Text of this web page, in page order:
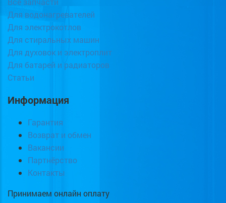
Для водонагревателей
Для электрокотлов
Для стиральных машин
Для духовок и электроплит
Для батарей и радиаторов
Статьи
Информация
Гарантия
Возврат и обмен
Вакансии
Партнёрство
Контакты
Принимаем онлайн оплату